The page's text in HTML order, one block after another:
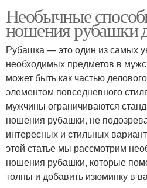
Необычные
ношения рубашки
Рубашка — это один из самых
необходимых предметов в
может быть как частью
элементом повседневного
мужчины ограничиваются
ношения рубашки, не
интересных и стильных
этой статье мы рассмотрим
ношения рубашки, которые
толпы и добавить изюминку в